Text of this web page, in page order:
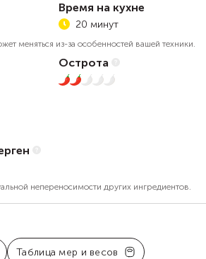
Время на кухне
20 минут
меняться из-за особенностей вашей техники.
Острота
2 из 5
непереносимости других ингредиентов.
Таблица мер и весов